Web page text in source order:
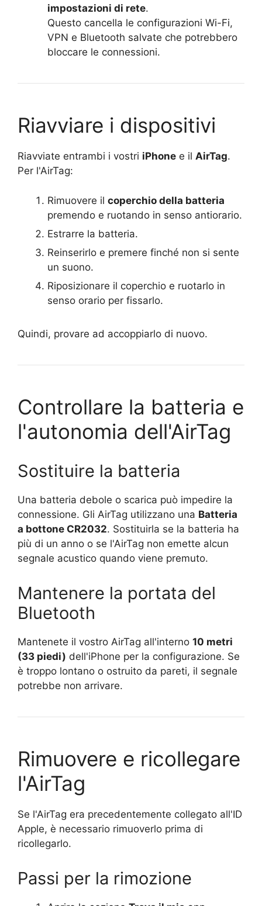
impostazioni di rete.
Questo cancella le configurazioni Wi-Fi,
VPN e Bluetooth salvate che potrebbero
bloccare le connessioni.
Riavviare i dispositivi
Riavviate entrambi i vostri iPhone e il AirTag.
Per l'AirTag:
Rimuovere il coperchio della batteria
premendo e ruotando in senso antiorario.
Estrarre la batteria.
Reinserirlo e premere finché non si sente
un suono.
Riposizionare il coperchio e ruotarlo in
senso orario per fissarlo.
Quindi, provare ad accoppiarlo di nuovo.
Controllare la batteria e
l'autonomia dell'AirTag
Sostituire la batteria
Una batteria debole o scarica può impedire la
connessione. Gli AirTag utilizzano una Batteria
a bottone CR2032. Sostituirla se la batteria ha
più di un anno o se l'AirTag non emette alcun
segnale acustico quando viene premuto.
Mantenere la portata del
Bluetooth
Mantenete il vostro AirTag all'interno 10 metri
(33 piedi) dell'iPhone per la configurazione. Se
è troppo lontano o ostruito da pareti, il segnale
potrebbe non arrivare.
Rimuovere e ricollegare
l'AirTag
Se l'AirTag era precedentemente collegato all'ID
Apple, è necessario rimuoverlo prima di
ricollegarlo.
Passi per la rimozione